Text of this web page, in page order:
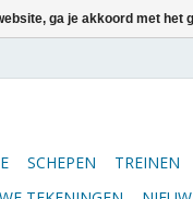
SCHEPEN TREINEN
ga je akkoord met